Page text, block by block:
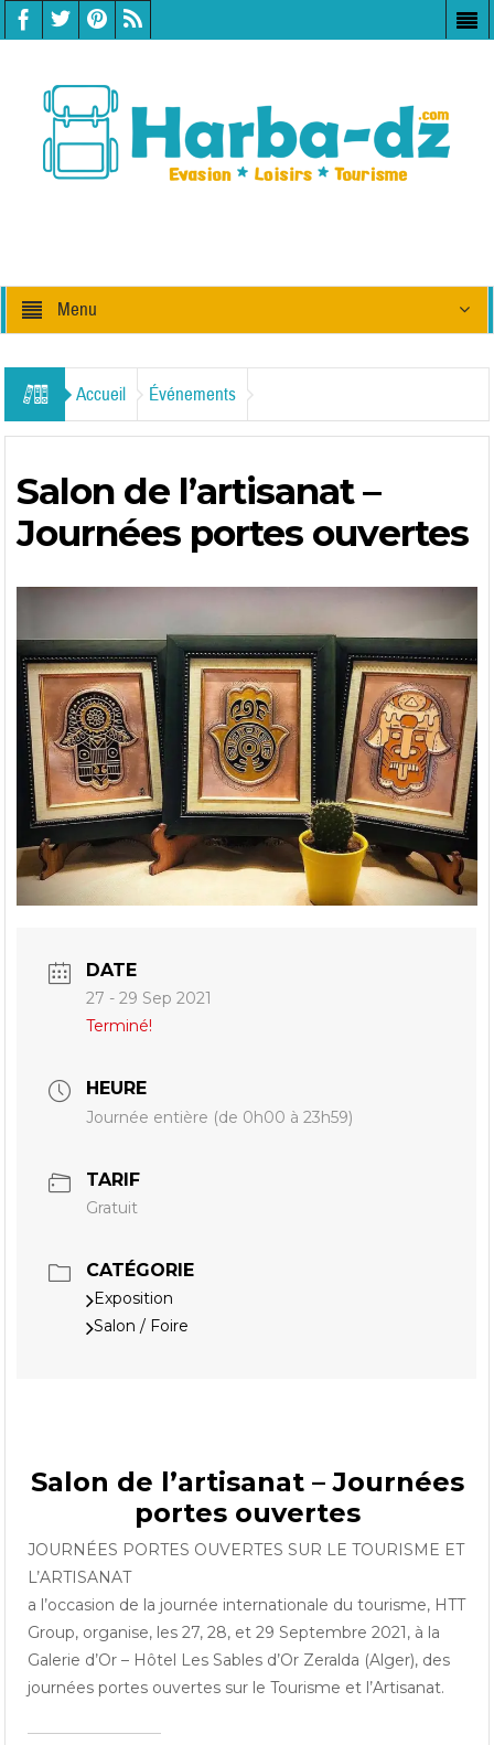
Menu
Accueil Événements
Salon de l’artisanat –
Journées portes ouvertes
DATE
27 - 29 Sep 2021
Terminé!
HEURE
Journée entière (de 0h00 à 23h59)
TARIF
Gratuit
CATÉGORIE
Exposition
Salon / Foire
Salon de l’artisanat – Journées
portes ouvertes
JOURNÉES PORTES OUVERTES SUR LE TOURISME ET
L’ARTISANAT
a l’occasion de la journée internationale du tourisme, HTT
Group, organise, les 27, 28, et 29 Septembre 2021, à la
Galerie d’Or – Hôtel Les Sables d’Or Zeralda (Alger), des
journées portes ouvertes sur le Tourisme et l’Artisanat.